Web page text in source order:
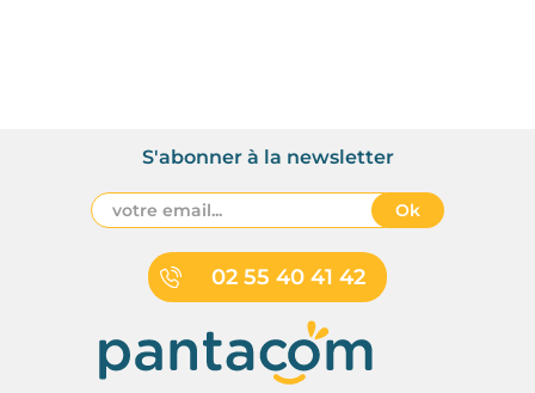
02 55 40 41 42
S'abonner à la newsletter
Ok